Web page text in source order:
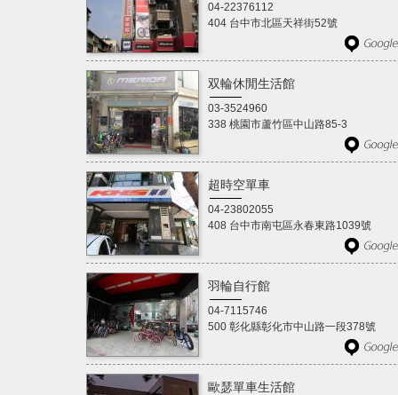
04-22376112
404 台中市北區天祥街52號
双輪休閒生活館
03-3524960
338 桃園市蘆竹區中山路85-3
超時空單車
04-23802055
408 台中市南屯區永春東路1039號
羽輪自行館
04-7115746
500 彰化縣彰化市中山路一段378號
歐瑟單車生活館